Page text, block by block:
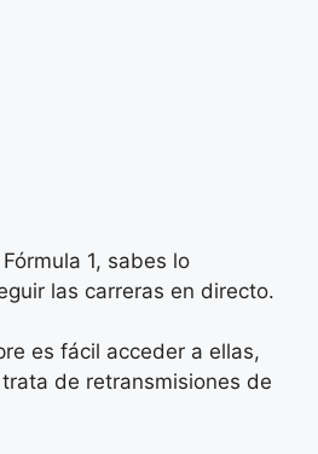
1, sabes lo
las carreras en directo.
es fácil acceder a ellas,
de retransmisiones de